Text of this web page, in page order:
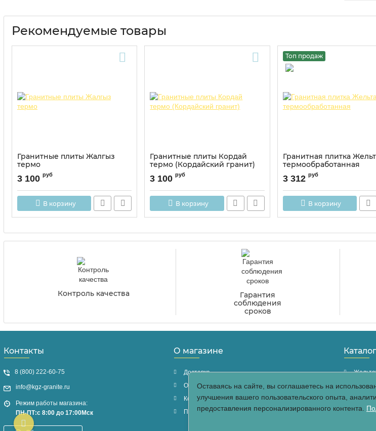
Рекомендуемые товары
Гранитные плиты Жалгыз
термо
3 100 руб
В корзину
Гранитные плиты Кордай
термо (Кордайский гранит)
3 100 руб
В корзину
Топ продаж
Гранитная плитка
термообработанная
3 312 руб
В корзину
Контроль качества
Гарантия
соблюдения
сроков
Контакты
8 (800) 222-60-75
info@kgz-granite.ru
Режим работы магазина:
ПН-ПТ:с 8:00 до 17:00Мск
О магазине
Доставка
Оплата
Контакты
Политика конфиденцальности
Курты
Капал-
Жалгыз
Оставаясь на сайте, вы соглашаетесь на
улучшения вашего пользовательского опыта,
предоставления персонализированного контента.